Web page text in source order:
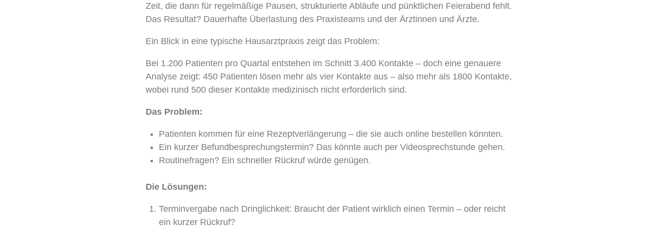
Zeit, die dann für regelmäßige Pausen, strukturierte Abläufe und pünktlichen Feierabend fehlt.
Das Resultat? Dauerhafte Überlastung des Praxisteams und der Ärztinnen und Ärzte.
Ein Blick in eine typische Hausarztpraxis zeigt das Problem:
Bei 1.200 Patienten pro Quartal entstehen im Schnitt 3.400 Kontakte – doch eine genauere
Analyse zeigt: 450 Patienten lösen mehr als vier Kontakte aus – also mehr als 1800 Kontakte,
wobei rund 500 dieser Kontakte medizinisch nicht erforderlich sind.
Das Problem:
Patienten kommen für eine Rezeptverlängerung – die sie auch online bestellen könnten.
Ein kurzer Befundbesprechungstermin? Das könnte auch per Videosprechstunde gehen.
Routinefragen? Ein schneller Rückruf würde genügen.
Die Lösungen:
Terminvergabe nach Dringlichkeit: Braucht der Patient wirklich einen Termin – oder reicht
ein kurzer Rückruf?